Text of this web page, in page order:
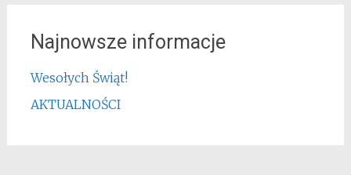
Najnowsze informacje
Wesołych Świąt!
AKTUALNOŚCI